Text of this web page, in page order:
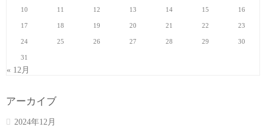
10 11 12 13 14 15 16
17 18 19 20 21 22 23
24 25 26 27 28 29 30
31
« 12月
アーカイブ
2024年12月